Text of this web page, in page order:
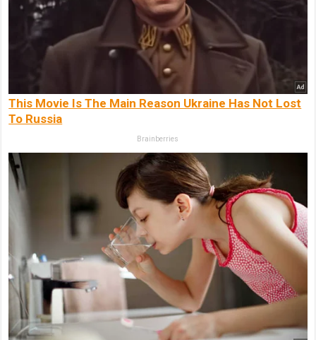
This Movie Is The Main Reason Ukraine Has Not Lost
To Russia
Brainberries